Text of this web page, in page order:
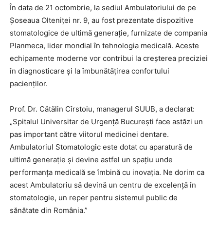
În data de 21 octombrie, la sediul Ambulatoriului de pe
Șoseaua Olteniței nr. 9, au fost prezentate dispozitive
stomatologice de ultimă generație, furnizate de compania
Planmeca, lider mondial în tehnologia medicală. Aceste
echipamente moderne vor contribui la creșterea preciziei
în diagnosticare și la îmbunătățirea confortului
pacienților.
Prof. Dr. Cătălin Cîrstoiu, managerul SUUB, a declarat:
„Spitalul Universitar de Urgență București face astăzi un
pas important către viitorul medicinei dentare.
Ambulatoriul Stomatologic este dotat cu aparatură de
ultimă generație și devine astfel un spațiu unde
performanța medicală se îmbină cu inovația. Ne dorim ca
acest Ambulatoriu să devină un centru de excelență în
stomatologie, un reper pentru sistemul public de
sănătate din România.”